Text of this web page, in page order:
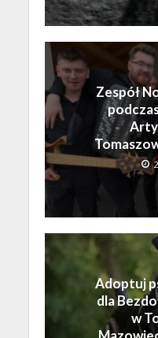
Zespół
Adoptuj
dla
w